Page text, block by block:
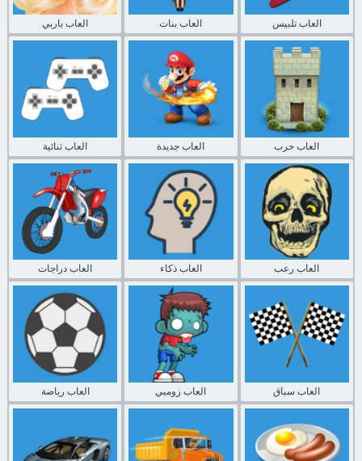
العاب باربي العاب بنات العاب تلبيس
العاب ثنائية العاب جديدة العاب حرب
العاب دراجات العاب ذكاء العاب رعب
العاب رياضة العاب زومبي العاب سباق